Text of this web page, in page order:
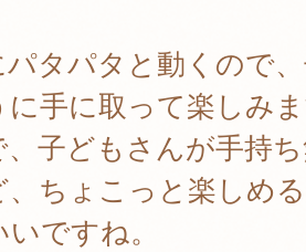
タパタと動くので
手に取って楽しみ
子どもさんが手持
、ちょこっと楽しめ
ですね。